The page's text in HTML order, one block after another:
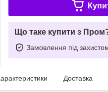
Що таке купити з
Замовлення під
Доставка